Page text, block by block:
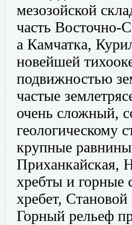
мезозойской
часть
а Камчатка,
новейшей
подвижностью
частые
очень сложный,
геологическому
крупные
Приханкайская,
хребты и горные
хребет,
Горный рельеф